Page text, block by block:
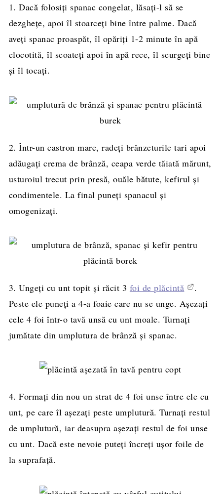
1. Dacă folosiți spanac congelat, lăsați-l să se
dezghețe, apoi îl stoarceți bine între palme. Dacă
aveți spanac proaspăt, îl opăriți 1-2 minute în apă
clocotită, îl scoateți apoi în apă rece, îl scurgeți bine
și îl tocați.
2. Într-un castron mare, radeți brânzeturile tari apoi
adăugați crema de brânză, ceapa verde tăiată mărunt,
usturoiul trecut prin presă, ouăle bătute, kefirul și
condimentele. La final puneți spanacul și
omogenizați.
3. Ungeți cu unt topit și răcit 3 foi de plăcintă
.
Peste ele puneți a 4-a foaie care nu se unge. Așezați
cele 4 foi într-o tavă unsă cu unt moale. Turnați
jumătate din umplutura de brânză și spanac.
4. Formați din nou un strat de 4 foi unse între ele cu
unt, pe care îl așezați peste umplutură. Turnați restul
de umplutură, iar deasupra așezați restul de foi unse
cu unt. Dacă este nevoie puteți încreți ușor foile de
la suprafață.